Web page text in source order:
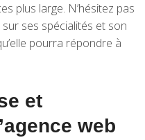
plus large. N’hésitez pas
sur ses spécialités et son
pourra répondre à
et
web